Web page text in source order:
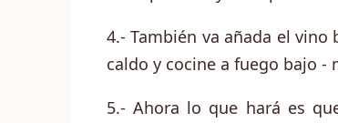
4.- También va añada el
caldo y cocine a fuego bajo -
5.- Ahora lo que hará es